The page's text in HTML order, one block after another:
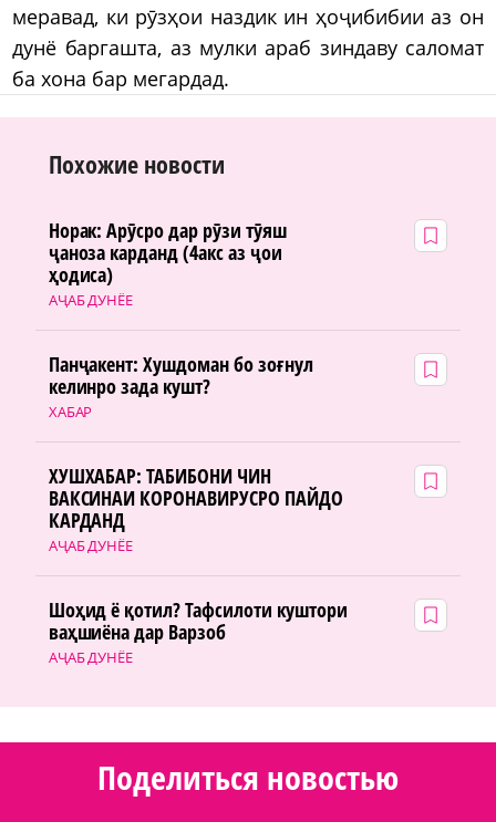
меравад, ки рӯзҳои наздик ин ҳоҷибибии аз он
дунё баргашта, аз мулки араб зиндаву саломат
ба хона бар мегардад.
Похожие новости
АҶАБ ДУНЁЕ
Норак: Арӯсро дар рӯзи тӯяш
ҷаноза карданд (4акс аз ҷои
ҳодиса)
ХАБАР
Панҷакент: Хушдоман бо зоғнул
келинро зада кушт?
АҶАБ ДУНЁЕ
ХУШХАБАР: ТАБИБОНИ ЧИН
ВАКСИНАИ КОРОНАВИРУСРО ПАЙДО
КАРДАНД
АҶАБ ДУНЁЕ
Шоҳид ё қотил? Тафсилоти куштори
ваҳшиёна дар Варзоб
Поделиться новостью